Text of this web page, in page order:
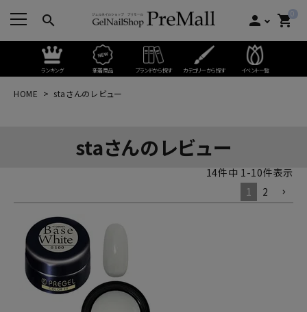
search person 0
shopping_cart
ランキング 新着商品 ブランドから探す カテゴリーから探す イベント一覧
HOME staさんのレビュー
staさんのレビュー
14件中 1-10件表示
1
2